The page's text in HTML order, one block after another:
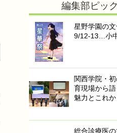
編集部ピッ
星野学園の文
9/12-13…小
関西学院・
育現場から
魅力とこれか
総合診療医